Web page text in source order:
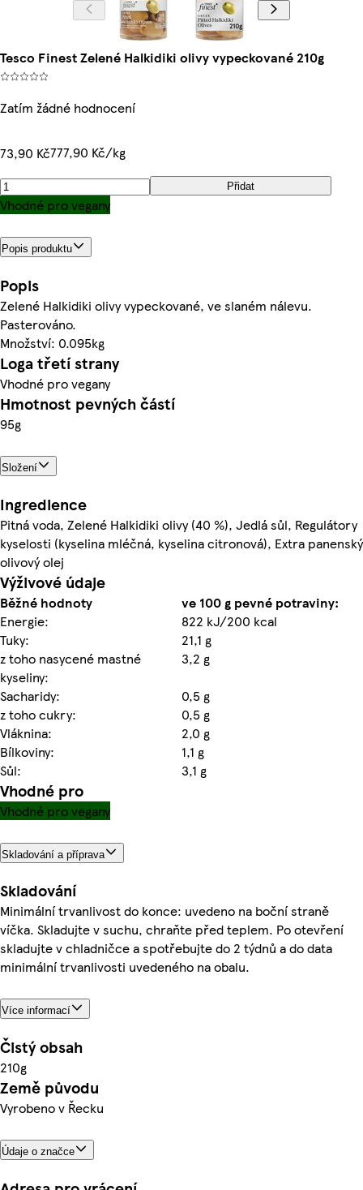
Tesco Finest Zelené Halkidiki olivy vypeckované 210g
Zatím žádné hodnocení
73,90 Kč777,90 Kč/kg
Přidat
Vhodné pro vegany
Popis produktu
Popis
Zelené Halkidiki olivy vypeckované, ve slaném nálevu.
Pasterováno.
Množství: 0.095kg
Loga třetí strany
Vhodné pro vegany
Hmotnost pevných částí
95g
Složení
Ingredience
Pitná voda, Zelené Halkidiki olivy (40 %), Jedlá sůl, Regulátory
kyselosti (kyselina mléčná, kyselina citronová), Extra panenský
olivový olej
Výživové údaje
Běžné hodnoty
ve 100 g pevné potraviny:
Energie:
822 kJ/200 kcal
Tuky:
21,1 g
z toho nasycené mastné
kyseliny:
3,2 g
Sacharidy:
0,5 g
z toho cukry:
0,5 g
Vláknina:
2,0 g
Bílkoviny:
1,1 g
Sůl:
3,1 g
Vhodné pro
Vhodné pro vegany
Skladování a příprava
Skladování
Minimální trvanlivost do konce: uvedeno na boční straně
víčka. Skladujte v suchu, chraňte před teplem. Po otevření
skladujte v chladničce a spotřebujte do 2 týdnů a do data
minimální trvanlivosti uvedeného na obalu.
Více informací
Čistý obsah
210g
Země původu
Vyrobeno v Řecku
Údaje o značce